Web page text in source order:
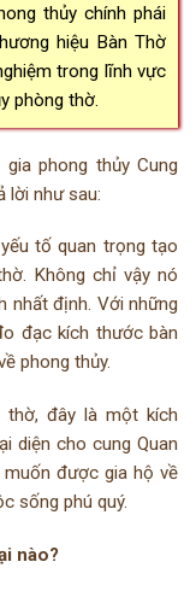
thủy chính phái
hiệu Bàn Thờ
trong lĩnh vực
phòng thờ.
phong thủy Cung
lời như sau:
tố quan trọng tạo
Không chỉ vậy nó
nhất định. Với những
đạc kích thước bàn
phong thủy.
thờ, đây là một kích
diện cho cung Quan
được gia hộ về
sống phú quý.
nào?